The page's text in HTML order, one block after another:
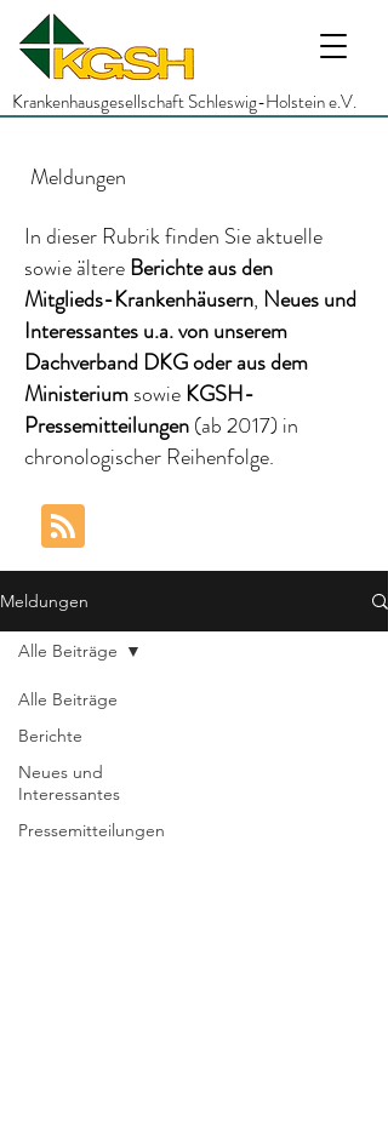
Krankenhausgesellschaft Schleswig-Holstein e.V.
Meldungen
In dieser Rubrik finden Sie aktuelle
sowie ältereBerichteaus den
Mitglieds-Krankenhäusern, Neues und
Interessantesu.a.von unserem
Dachverband DKGoder aus dem
MinisteriumsowieKGSH-
Pressemitteilungen(ab 2017) in
chronologischer Reihenfolge.
Meldungen
Alle Beiträge
Berichte
Neues und
Interessantes
Pressemitteilungen
Alle Beiträge